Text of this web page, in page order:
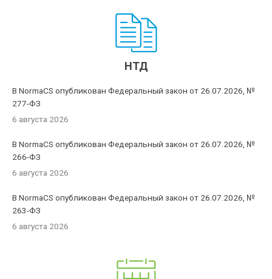
НТД
В NormaCS опубликован Федеральный закон от 26.07.2026, №
277-ФЗ
6 августа 2026
В NormaCS опубликован Федеральный закон от 26.07.2026, №
266-ФЗ
6 августа 2026
В NormaCS опубликован Федеральный закон от 26.07.2026, №
263-ФЗ
6 августа 2026